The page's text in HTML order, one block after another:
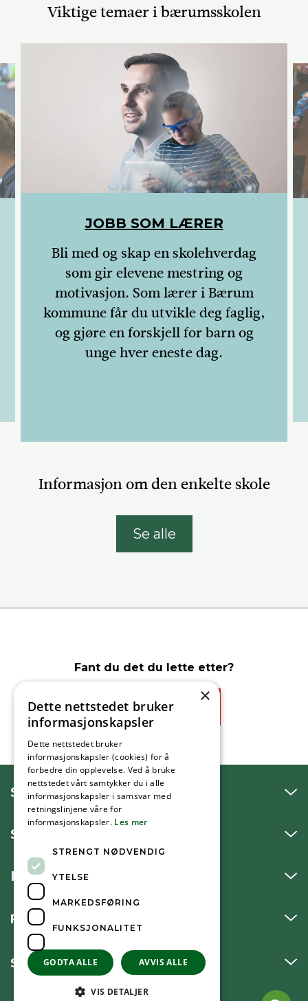
Viktige temaer i bærumsskolen
JOBB SOM LÆRER
Bli med og skap en skolehverdag
som gir elevene mestring og
motivasjon. Som lærer i Bærum
kommune får du utvikle deg faglig,
og gjøre en forskjell for barn og
unge hver eneste dag.
Informasjon om den enkelte skole
Se alle
Fant du det du lette etter?
Ja
SNAKK MED OSS
SKRIV TIL OSS
BESØK OSS
FØLG OSS
SNARVEIER
×
Dette nettstedet bruker
informasjonskapsler
Dette nettstedet bruker
informasjonskapsler (cookies) for å
forbedre din opplevelse. Ved å bruke
nettstedet vårt samtykker du i alle
informasjonskapsler i samsvar med
retningslinjene våre for
informasjonskapsler. Les mer
STRENGT NØDVENDIG
YTELSE
MARKEDSFØRING
FUNKSJONALITET
GODTA ALLE AVVIS ALLE
VIS DETALJER